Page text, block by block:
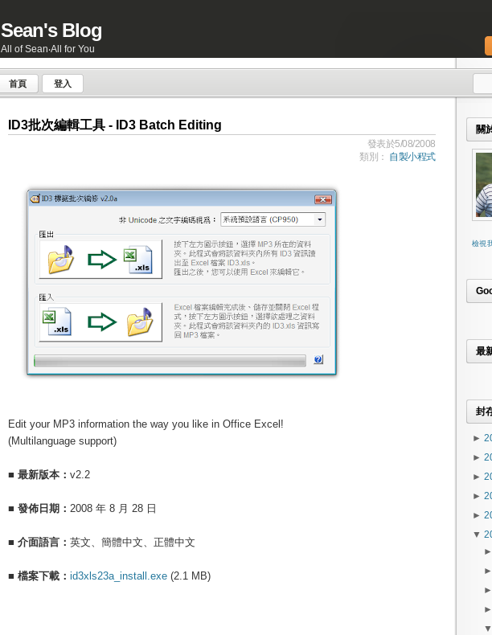
首頁 登入
Sean's Blog
All of Sean‧All for You
ID3批次編輯工具 - ID3 Batch Editing
發表於5/08/2008
類別： 自製小程式
Edit your MP3 information the way you like in Office Excel!
(Multilanguage support)
■ 最新版本： v2.2
■ 發佈日期： 2008 年 8 月 28 日
■ 介面語言： 英文、簡體中文、正體中文
■ 檔案下載： id3xls23a_install.exe(2.1 MB)
關
檢視
最
封
►
►
►
►
►
▼